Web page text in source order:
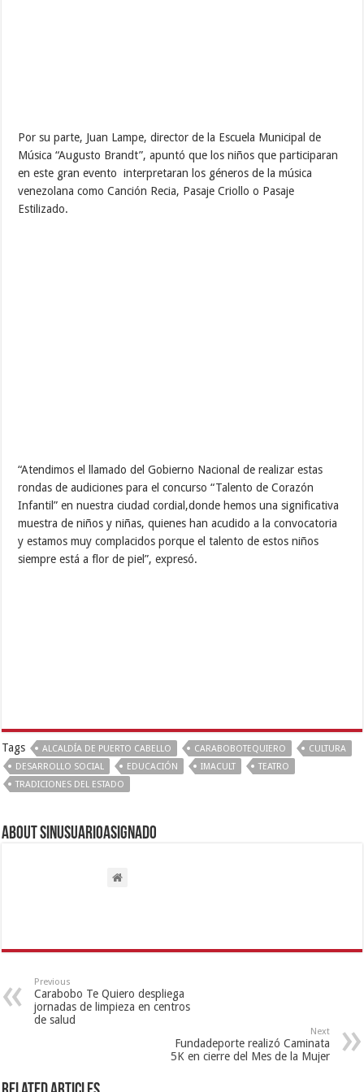
Por su parte, Juan Lampe, director de la Escuela Municipal de
Música “Augusto Brandt”, apuntó que los niños que participaran
en este gran evento interpretaran los géneros de la música
venezolana como Canción Recia, Pasaje Criollo o Pasaje
Estilizado.
“Atendimos el llamado del Gobierno Nacional de realizar estas
rondas de audiciones para el concurso “Talento de Corazón
Infantil” en nuestra ciudad cordial,donde hemos una significativa
muestra de niños y niñas, quienes han acudido a la convocatoria
y estamos muy complacidos porque el talento de estos niños
siempre está a flor de piel”, expresó.
Tags ALCALDÍA DE PUERTO CABELLO CARABOBOTEQUIERO
CULTURA
DESARROLLO SOCIAL
EDUCACIÓN IMACULT
TEATRO
TRADICIONES DEL ESTADO
About sinusuarioasignado
Previous
Carabobo Te Quiero despliega
jornadas de limpieza en centros
de salud
Next
Fundadeporte realizó Caminata
5K en cierre del Mes de la Mujer